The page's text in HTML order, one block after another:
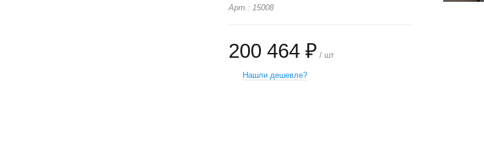
Арт.: 15008
200 464 ₽ / шт
Нашли дешевле?